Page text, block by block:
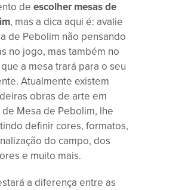
de escolher mesas de
, mas a dica aqui é: avalie
de Pebolim não pensando
no jogo, mas também no
a mesa trará para o seu
Atualmente existem
obras de arte em
Mesa de Pebolim, lhe
definir cores, formatos,
do campo, dos
e muito mais.
a diferença entre as